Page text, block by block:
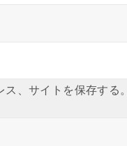
、サイトを保存する。